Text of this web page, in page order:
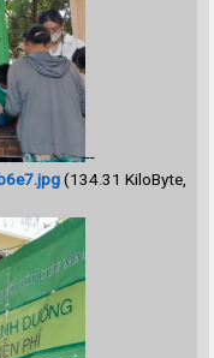
--
(134.31 KiloByte,